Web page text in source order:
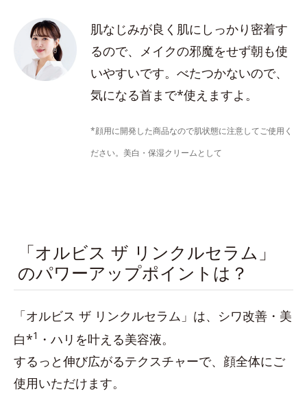
肌なじみが良く肌にしっかり密着す
るので、メイクの邪魔をせず朝も使
いやすいです。べたつかないので、
気になる首まで*使えますよ。
*顔用に開発した商品なので肌状態に注意してご使用く
ださい。美白・保湿クリームとして
「オルビス ザ リンクルセラム」
のパワーアップポイントは？
「オルビス ザ リンクルセラム」は、シワ改善・美
白*1 ・ハリを叶える美容液。
するっと伸び広がるテクスチャーで、顔全体にご
使用いただけます。